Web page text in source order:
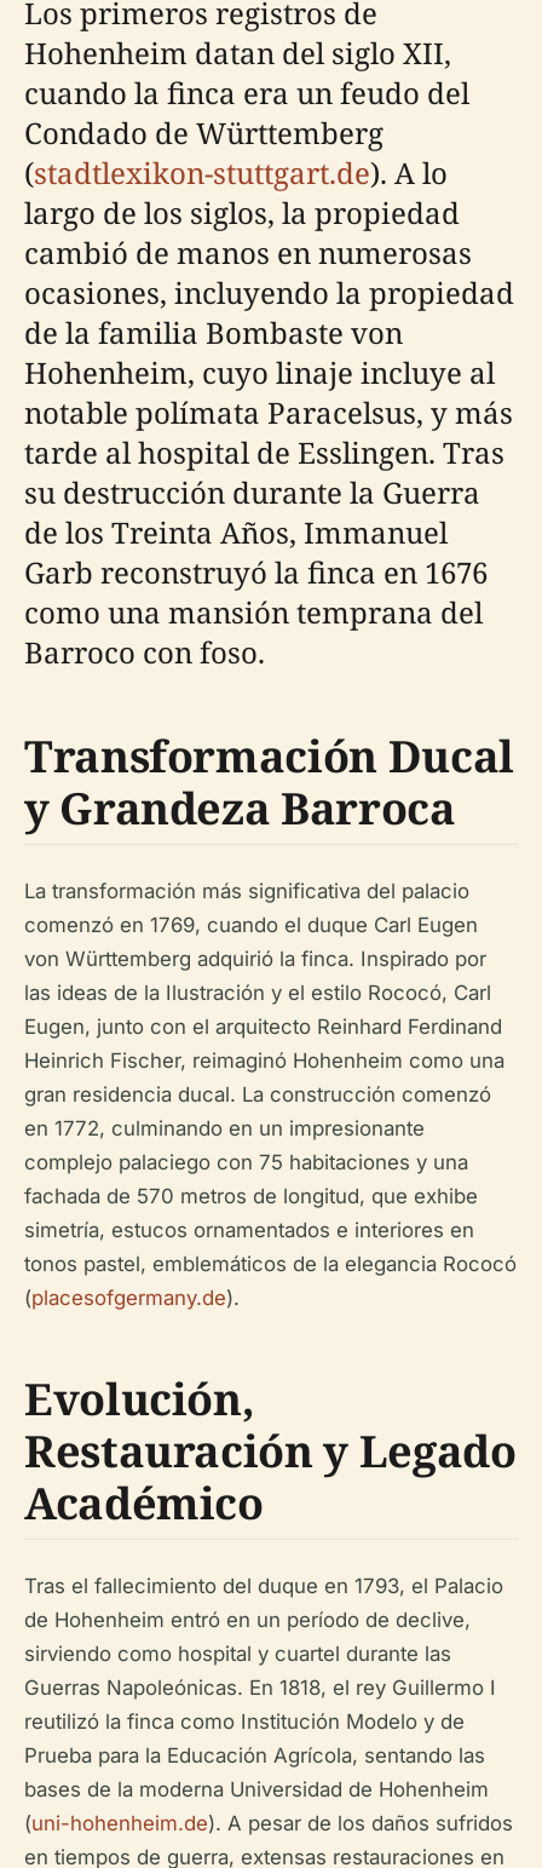
Los primeros registros de
Hohenheim datan del siglo XII,
cuando la finca era un feudo del
Condado de Württemberg
(stadtlexikon-stuttgart.de). A lo
largo de los siglos, la propiedad
cambió de manos en numerosas
ocasiones, incluyendo la propiedad
de la familia Bombaste von
Hohenheim, cuyo linaje incluye al
notable polímata Paracelsus, y más
tarde al hospital de Esslingen. Tras
su destrucción durante la Guerra
de los Treinta Años, Immanuel
Garb reconstruyó la finca en 1676
como una mansión temprana del
Barroco con foso.
Transformación Ducal
y Grandeza Barroca
La transformación más significativa del palacio
comenzó en 1769, cuando el duque Carl Eugen
von Württemberg adquirió la finca. Inspirado por
las ideas de la Ilustración y el estilo Rococó, Carl
Eugen, junto con el arquitecto Reinhard Ferdinand
Heinrich Fischer, reimaginó Hohenheim como una
gran residencia ducal. La construcción comenzó
en 1772, culminando en un impresionante
complejo palaciego con 75 habitaciones y una
fachada de 570 metros de longitud, que exhibe
simetría, estucos ornamentados e interiores en
tonos pastel, emblemáticos de la elegancia Rococó
(placesofgermany.de).
Evolución,
Restauración y Legado
Académico
Tras el fallecimiento del duque en 1793, el Palacio
de Hohenheim entró en un período de declive,
sirviendo como hospital y cuartel durante las
Guerras Napoleónicas. En 1818, el rey Guillermo I
reutilizó la finca como Institución Modelo y de
Prueba para la Educación Agrícola, sentando las
bases de la moderna Universidad de Hohenheim
(uni-hohenheim.de). A pesar de los daños sufridos
en tiempos de guerra, extensas restauraciones en